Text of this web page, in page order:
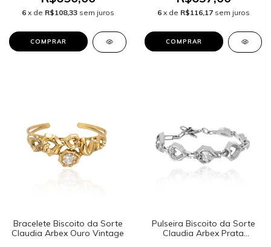
6 x de R$108,33 sem juros 6 x de R$116,17 sem juros
Bracelete Biscoito da Sorte
Claudia Arbex Ouro Vintage
Pulseira Biscoito da Sorte
Claudia Arbex Prata